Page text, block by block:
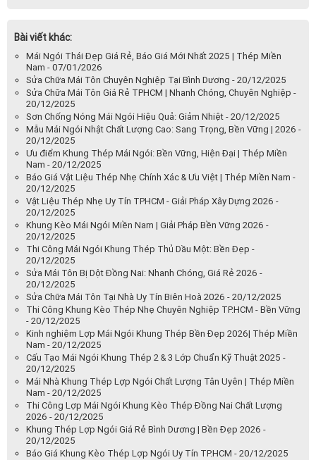
Bài viết khác:
Mái Ngói Thái Đẹp Giá Rẻ, Báo Giá Mới Nhất 2025 | Thép Miền
Nam - 07/01/2026
Sửa Chữa Mái Tôn Chuyên Nghiệp Tại Bình Dương - 20/12/2025
Sửa Chữa Mái Tôn Giá Rẻ TPHCM | Nhanh Chóng, Chuyên Nghiệp -
20/12/2025
Sơn Chống Nóng Mái Ngói Hiệu Quả: Giảm Nhiệt - 20/12/2025
Mẫu Mái Ngói Nhật Chất Lượng Cao: Sang Trọng, Bền Vững | 2026 -
20/12/2025
Ưu điểm Khung Thép Mái Ngói: Bền Vững, Hiện Đại | Thép Miền
Nam - 20/12/2025
Báo Giá Vật Liệu Thép Nhẹ Chính Xác & Ưu Việt | Thép Miền Nam -
20/12/2025
Vật Liệu Thép Nhẹ Uy Tín TPHCM - Giải Pháp Xây Dựng 2026 -
20/12/2025
Khung Kèo Mái Ngói Miền Nam | Giải Pháp Bền Vững 2026 -
20/12/2025
Thi Công Mái Ngói Khung Thép Thủ Dầu Một: Bền Đẹp -
20/12/2025
Sửa Mái Tôn Bị Dột Đồng Nai: Nhanh Chóng, Giá Rẻ 2026 -
20/12/2025
Sửa Chữa Mái Tôn Tại Nhà Uy Tín Biên Hoà 2026 - 20/12/2025
Thi Công Khung Kèo Thép Nhẹ Chuyên Nghiệp TP.HCM - Bền Vững
- 20/12/2025
Kinh nghiệm Lợp Mái Ngói Khung Thép Bền Đẹp 2026| Thép Miền
Nam - 20/12/2025
Cấu Tạo Mái Ngói Khung Thép 2 & 3 Lớp Chuẩn Kỹ Thuật 2025 -
20/12/2025
Mái Nhà Khung Thép Lợp Ngói Chất Lượng Tân Uyên | Thép Miền
Nam - 20/12/2025
Thi Công Lợp Mái Ngói Khung Kèo Thép Đồng Nai Chất Lượng
2026 - 20/12/2025
Khung Thép Lợp Ngói Giá Rẻ Bình Dương | Bền Đẹp 2026 -
20/12/2025
Báo Giá Khung Kèo Thép Lợp Ngói Uy Tín TP.HCM - 20/12/2025